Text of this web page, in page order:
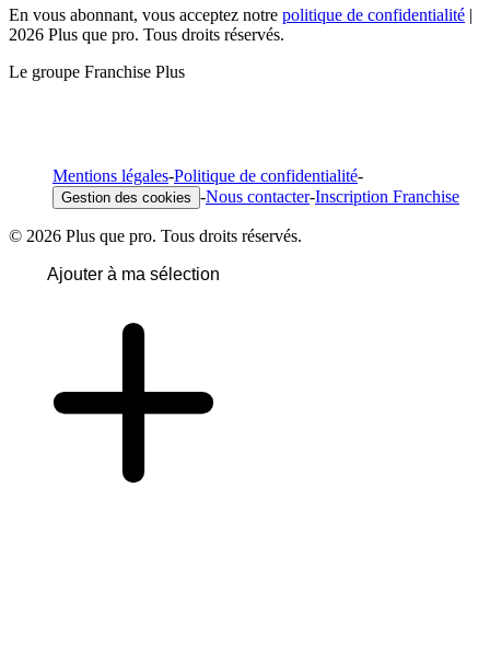
En vous abonnant, vous acceptez notre politique de confidentialité |
2026 Plus que pro. Tous droits réservés.
Le groupe Franchise Plus
Mentions légales-Politique de confidentialité-
Gestion des cookies -Nous contacter-Inscription Franchise
© 2026 Plus que pro. Tous droits réservés.
Ajouter à ma sélection